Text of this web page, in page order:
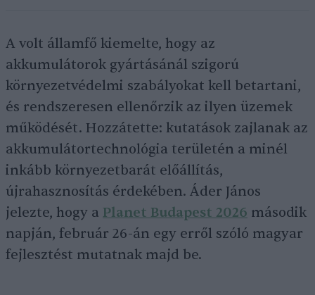
A volt államfő kiemelte, hogy az
akkumulátorok gyártásánál szigorú
környezetvédelmi szabályokat kell betartani,
és rendszeresen ellenőrzik az ilyen üzemek
működését. Hozzátette: kutatások zajlanak az
akkumulátortechnológia területén a minél
inkább környezetbarát előállítás,
újrahasznosítás érdekében. Áder János
jelezte, hogy a Planet Budapest 2026 második
napján, február 26-án egy erről szóló magyar
fejlesztést mutatnak majd be.